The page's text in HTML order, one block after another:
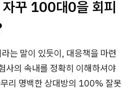
꾸 100대0을 회피
는 말이 있듯이, 대응책을 마련
사의 속내를 정확히 이해하셔야
리 명백한 상대방의 100% 잘못